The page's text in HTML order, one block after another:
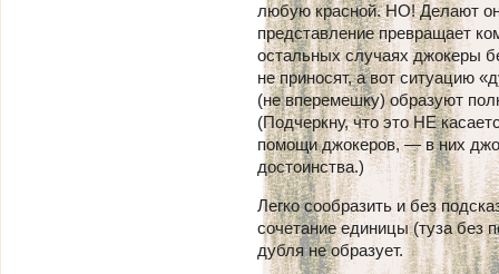
любую красной. НО! Делают
представление превращает
остальных случаях джокеры
не приносят, а вот ситуацию
(не вперемешку) образуют
(Подчеркну, что это НЕ
помощи джокеров, — в них
достоинства.)
Легко сообразить и без
сочетание единицы (туза без
дубля не образует.